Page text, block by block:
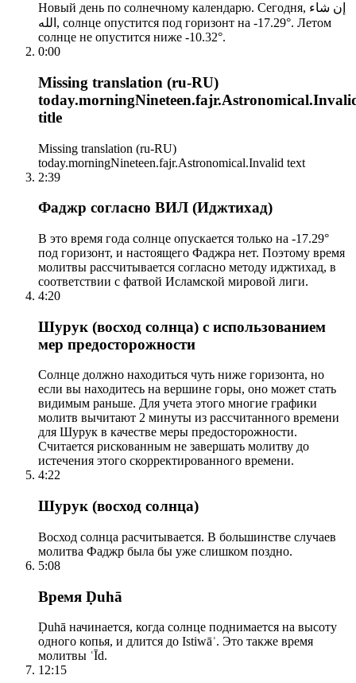
Новый день по солнечному календарю. Сегодня, إن شاء
الله, солнце опустится под горизонт на -17.29°. Летом
солнце не опустится ниже -10.32°.
0:00
Missing translation (ru-RU)
title
Missing translation (ru-RU)
today.morningNineteen.fajr.Astronomical.Invalid text
2:39
Фаджр согласно ВИЛ (Иджтихад)
В это время года солнце опускается только на -17.29°
под горизонт, и настоящего Фаджра нет. Поэтому время
молитвы рассчитывается согласно методу иджтихад, в
соответствии с фатвой Исламской мировой лиги.
4:20
Шурук (восход солнца) с использованием
мер предосторожности
Солнце должно находиться чуть ниже горизонта, но
если вы находитесь на вершине горы, оно может стать
видимым раньше. Для учета этого многие графики
молитв вычитают 2 минуты из рассчитанного времени
для Шурук в качестве меры предосторожности.
Считается рискованным не завершать молитву до
истечения этого скорректированного времени.
4:22
Шурук (восход солнца)
Восход солнца расчитывается. В большинстве случаев
молитва Фаджр была бы уже слишком поздно.
5:08
Время Ḍuhā
Ḍuhā начинается, когда солнце поднимается на высоту
одного копья, и длится до Istiwāʾ. Это также время
молитвы ʿĪd.
12:15